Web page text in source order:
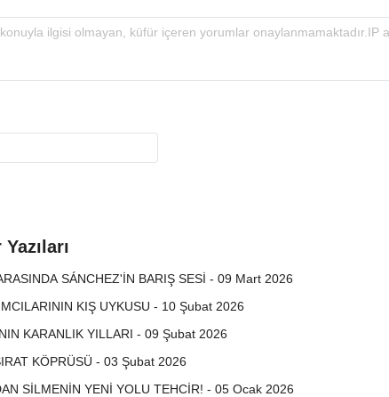
SÁNCHEZ'İN BARIŞ SESİ - 09 Mart 2026
KIŞ UYKUSU - 10 Şubat 2026
KARANLIK YILLARI - 09 Şubat 2026
KÖPRÜSÜ - 03 Şubat 2026
SİLMENİN YENİ YOLU TEHCİR! - 05 Ocak 2026